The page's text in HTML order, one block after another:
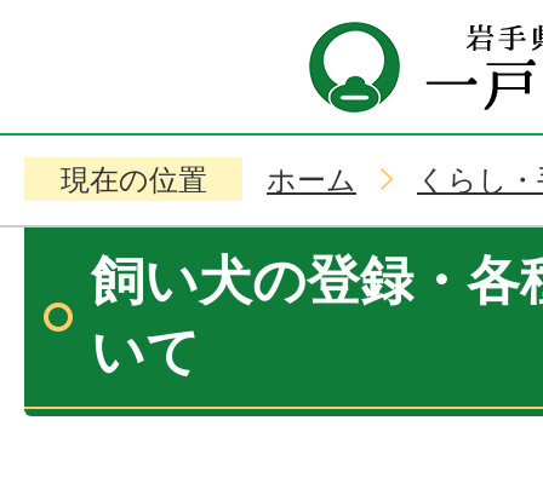
現在の位置 ホーム くらし
飼い犬の登録・各
いて